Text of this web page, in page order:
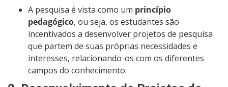
A pesquisa é vista como um princípio
pedagógico, ou seja, os estudantes são
incentivados a desenvolver projetos de pesquisa
que partem de suas próprias necessidades e
interesses, relacionando-os com os diferentes
campos do conhecimento.